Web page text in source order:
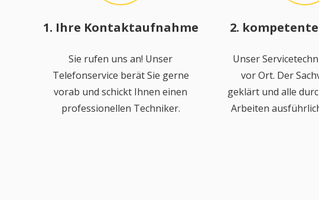
1. Ihre Kontaktaufnahme
Sie rufen uns an! Unser
Telefonservice berät Sie gerne
vorab und schickt Ihnen einen
professionellen Techniker.
2.
Unser
vor Ort. Der
geklärt und alle
Arbeiten